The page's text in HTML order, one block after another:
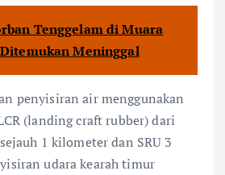
Tenggelam di Muara
Meninggal
penyisiran air menggunakan
(landing craft rubber) dari
1 kilometer dan SRU 3
udara kearah timur